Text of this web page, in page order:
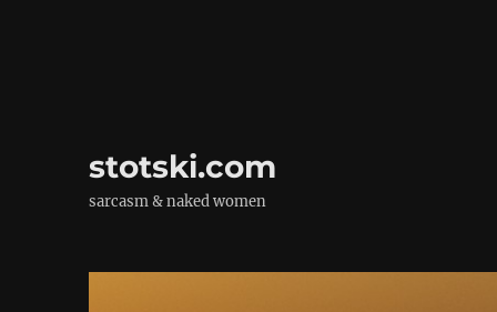
stotski.com
sarcasm & naked women